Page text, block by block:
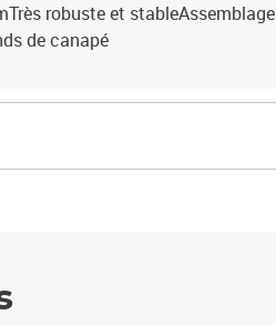
robuste et stableAssemblage
de canapé